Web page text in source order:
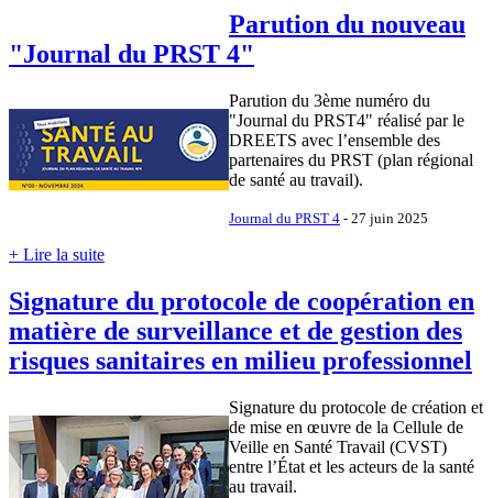
Parution du nouveau
"Journal du PRST 4"
Parution du 3ème numéro du
"Journal du PRST4" réalisé par le
DREETS avec l’ensemble des
partenaires du PRST (plan régional
de santé au travail).
Journal du PRST 4 - 27 juin 2025
+ Lire la suite
Signature du protocole de coopération en
matière de surveillance et de gestion des
risques sanitaires en milieu professionnel
Signature du protocole de création et
de mise en œuvre de la Cellule de
Veille en Santé Travail (CVST)
entre l’État et les acteurs de la santé
au travail.